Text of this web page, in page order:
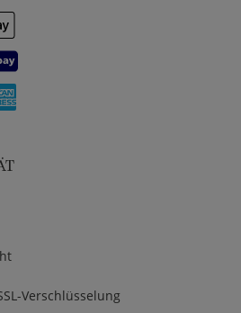
Verschlüsselung